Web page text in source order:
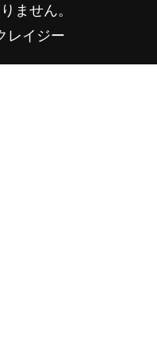
ません。
レイジー